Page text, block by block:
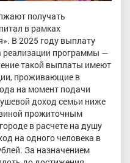
получать
в рамках
В 2025 году выплату
реализации программы —
такой выплаты имеют
проживающие в
на момент подачи
доход семьи ниже
прожиточным
в расчете на душу
на одного человека в
За назначением